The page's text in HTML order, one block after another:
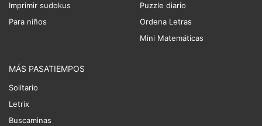
Imprimir sudokus
Para niños
Puzzle diario
Ordena Letras
Mini Matemáticas
MÁS PASATIEMPOS
Solitario
Letrix
Buscaminas